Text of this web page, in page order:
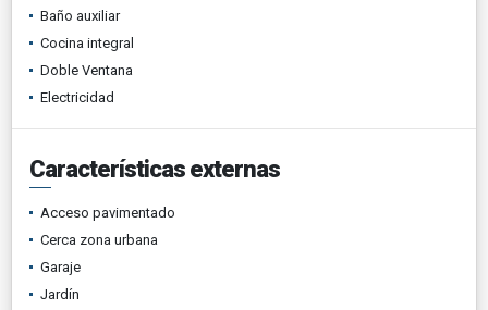
Baño auxiliar
Cocina integral
Doble Ventana
Electricidad
Características externas
Acceso pavimentado
Cerca zona urbana
Garaje
Jardín